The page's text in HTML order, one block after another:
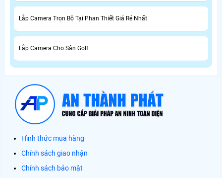
Lắp Camera Trọn Bộ Tại Phan Thiết Giá Rẻ Nhất
Lắp Camera Cho Sân Golf
Hình thức mua hàng
Chính sách giao nhận
Chính sách bảo mật